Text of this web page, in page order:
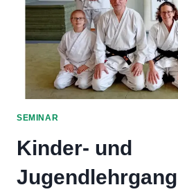
SEMINAR
Kinder- und